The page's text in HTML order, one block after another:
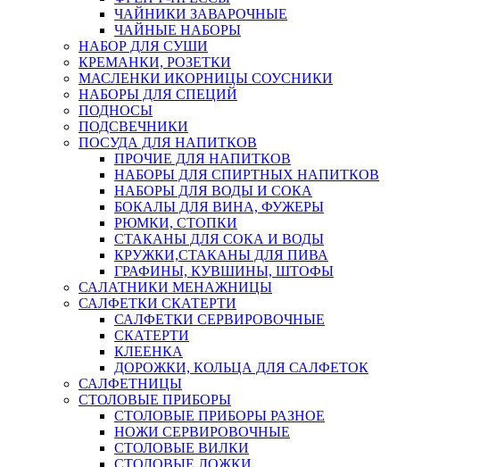
ЧАЙНИКИ ЗАВАРОЧНЫЕ
ЧАЙНЫЕ НАБОРЫ
НАБОР ДЛЯ СУШИ
КРЕМАНКИ, РОЗЕТКИ
МАСЛЕНКИ ИКОРНИЦЫ СОУСНИКИ
НАБОРЫ ДЛЯ СПЕЦИЙ
ПОДНОСЫ
ПОДСВЕЧНИКИ
ПОСУДА ДЛЯ НАПИТКОВ
ПРОЧИЕ ДЛЯ НАПИТКОВ
НАБОРЫ ДЛЯ СПИРТНЫХ НАПИТКОВ
НАБОРЫ ДЛЯ ВОДЫ И СОКА
БОКАЛЫ ДЛЯ ВИНА, ФУЖЕРЫ
РЮМКИ, СТОПКИ
СТАКАНЫ ДЛЯ СОКА И ВОДЫ
КРУЖКИ,СТАКАНЫ ДЛЯ ПИВА
ГРАФИНЫ, КУВШИНЫ, ШТОФЫ
САЛАТНИКИ МЕНАЖНИЦЫ
САЛФЕТКИ СКАТЕРТИ
САЛФЕТКИ СЕРВИРОВОЧНЫЕ
СКАТЕРТИ
КЛЕЕНКА
ДОРОЖКИ, КОЛЬЦА ДЛЯ САЛФЕТОК
САЛФЕТНИЦЫ
СТОЛОВЫЕ ПРИБОРЫ
СТОЛОВЫЕ ПРИБОРЫ РАЗНОЕ
НОЖИ СЕРВИРОВОЧНЫЕ
СТОЛОВЫЕ ВИЛКИ